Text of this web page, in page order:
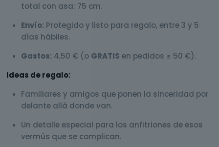
total con asa: 75 cm.
Envío: Protegido y listo para regalo, entre 3 y 5
días hábiles.
Gastos: 4,50 € (o GRATIS en pedidos ≥ 50 €).
Ideas de regalo:
Familiares y amigos que ponen la sinceridad por
delante allá donde van.
Un detalle especial para los anfitriones de esos
vermús que se complican.